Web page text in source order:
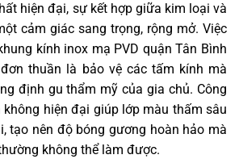
hiện đại, sự kết hợp giữa kim loại và
cảm giác sang trọng, rộng mở. Việc
kính inox mạ PVD quận Tân Bình
thuần là bảo vệ các tấm kính mà
định gu thẩm mỹ của gia chủ. Công
không hiện đại giúp lớp màu thấm sâu
tạo nên độ bóng gương hoàn hảo mà
không thể làm được.